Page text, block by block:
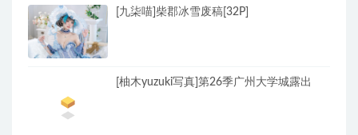
[九柒喵]柴郡冰雪废稿[32P]
[柚木yuzuki写真]第26季广州大学城露出